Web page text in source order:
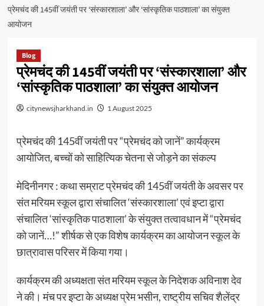
प्रेमचंद की 145वीं जयंती पर ‘संस्कारशाला’ और ‘सांस्कृतिक पाठशाला’ का संयुक्त
आयोजन
Blog
प्रेमचंद की 145वीं जयंती पर ‘संस्कारशाला’ और
‘सांस्कृतिक पाठशाला’ का संयुक्त आयोजन
citynewsjharkhand.in 1 August 2025
प्रेमचंद की 145वीं जयंती पर “प्रेमचंद को जानें” कार्यक्रम
आयोजित, बच्चों को साहित्यिक चेतना से जोड़ने का संकल्प
मेदिनीनगर : कथा सम्राट प्रेमचंद की 145वीं जयंती के अवसर पर
संत मरियम स्कूल द्वारा संचालित ‘संस्कारशाला’ एवं इप्टा द्वारा
संचालित ‘सांस्कृतिक पाठशाला’ के संयुक्त तत्वावधान में “प्रेमचंद
को जानें…!” शीर्षक से एक विशेष कार्यक्रम का आयोजन स्कूल के
छात्रावास परिसर में किया गया।
कार्यक्रम की अध्यक्षता संत मरियम स्कूल के निदेशक अविनाश देव
ने की। मंच पर इप्टा के अध्यक्ष प्रेम भसीन, राष्ट्रीय सचिव शैलेंद्र